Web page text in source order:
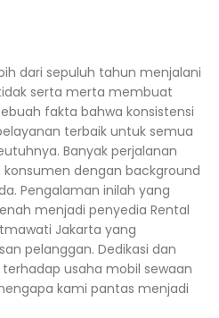
dari sepuluh tahun menjalani
serta merta membuat
fakta bahwa konsistensi
terbaik untuk semua
Banyak perjalanan
dengan background
Pengalaman inilah yang
menjadi penyedia Rental
Jakarta yang
pelanggan. Dedikasi dan
usaha mobil sewaan
kami pantas menjadi